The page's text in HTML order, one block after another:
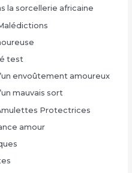
la sorcellerie africaine
test
envoûtement amoureux
mauvais sort
Protectrices
amour